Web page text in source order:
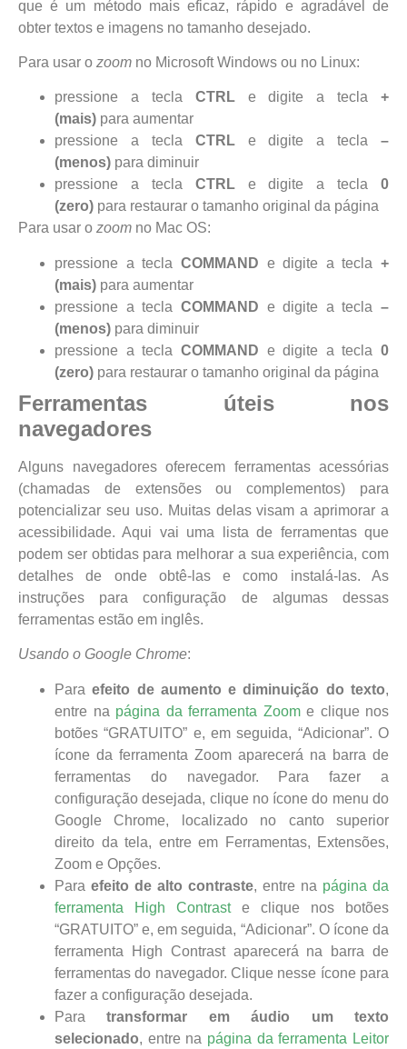
que é um método mais eficaz, rápido e agradável de
obter textos e imagens no tamanho desejado.
Para usar o zoom no Microsoft Windows ou no Linux:
pressione a tecla CTRLe digite a tecla +
(mais) para aumentar
pressione a tecla CTRLe digite a tecla –
(menos) para diminuir
pressione a tecla CTRLe digite a tecla 0
(zero) para restaurar o tamanho original da página
Para usar o zoom no Mac OS:
pressione a tecla COMMAND e digite a tecla +
(mais) para aumentar
pressione a tecla COMMAND e digite a tecla –
(menos) para diminuir
pressione a tecla COMMAND e digite a tecla 0
(zero) para restaurar o tamanho original da página
Ferramentas úteis nos
navegadores
Alguns navegadores oferecem ferramentas acessórias
(chamadas de extensões ou complementos) para
potencializar seu uso. Muitas delas visam a aprimorar a
acessibilidade. Aqui vai uma lista de ferramentas que
podem ser obtidas para melhorar a sua experiência, com
detalhes de onde obtê-las e como instalá-las. As
instruções para configuração de algumas dessas
ferramentas estão em inglês.
Usando o Google Chrome:
Paraefeito de aumento e diminuição do texto,
entre na página da ferramenta Zoome clique nos
botões “GRATUITO” e, em seguida, “Adicionar”. O
ícone da ferramenta Zoom aparecerá na barra de
ferramentas do navegador. Para fazer a
configuração desejada, clique no ícone do menu do
Google Chrome, localizado no canto superior
direito da tela, entre em Ferramentas, Extensões,
Zoom e Opções.
Para efeito de alto contraste, entre na página da
ferramenta High Contraste clique nos botões
“GRATUITO” e, em seguida, “Adicionar”. O ícone da
ferramenta High Contrast aparecerá na barra de
ferramentas do navegador. Clique nesse ícone para
fazer a configuração desejada.
Paratransformar em áudio um texto
selecionado, entre na página da ferramenta Leitor